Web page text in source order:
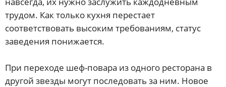
трудом. Как только кухня перестает
соответствовать высоким требованиям, статус
заведения понижается.
При переходе шеф-повара из одного ресторана в
другой звезды могут последовать за ним. Новое